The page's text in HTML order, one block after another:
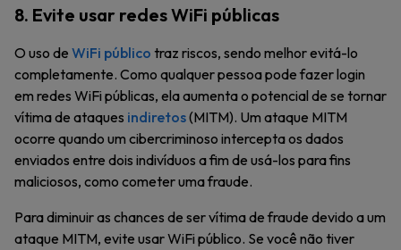
8. Evite usar redes WiFi públicas
O uso de WiFi público traz riscos, sendo melhor evitá-lo
completamente. Como qualquer pessoa pode fazer login
em redes WiFi públicas, ela aumenta o potencial de se tornar
vítima de ataques indiretos(MITM). Um ataque MITM
ocorre quando um cibercriminoso intercepta os dados
enviados entre dois indivíduos a fim de usá-los para fins
maliciosos, como cometer uma fraude.
Para diminuir as chances de ser vítima de fraude devido a um
ataque MITM, evite usar WiFi público. Se você não tiver